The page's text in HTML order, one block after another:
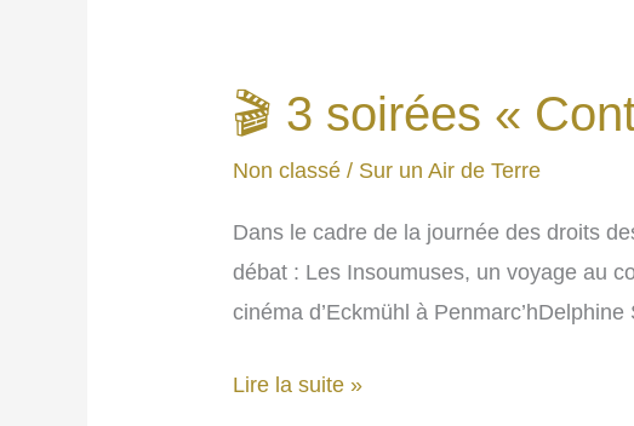
🎬 3 soirées «
Non classé / Sur un Air de Terre
Dans le cadre de la journée des droits
débat : Les Insoumuses, un voyage au
cinéma d’Eckmühl à
🎬
Lire la suite »